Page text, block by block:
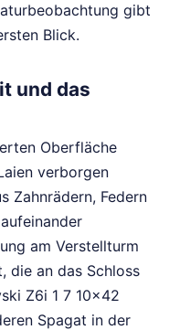
gibt
Blick.
und das
Oberfläche
verborgen
Zahnrädern, Federn
am Verstellturm
die an das Schloss
Z6i 1 7 10x42
Spagat in der